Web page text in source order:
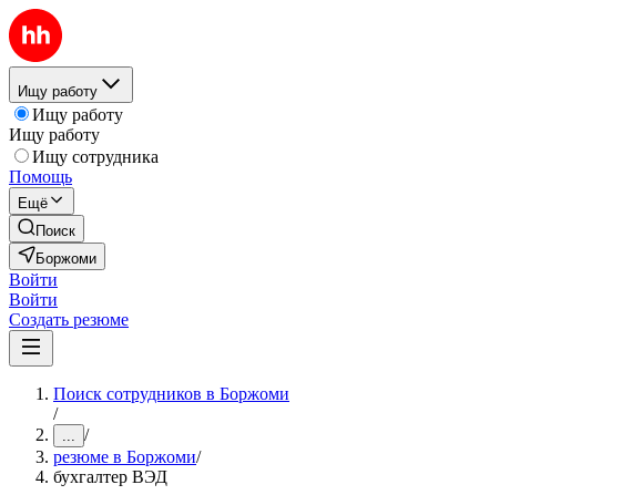
Ищу работу
Ищу работу
Ищу работу
Ищу сотрудника
Помощь
Ещё
Поиск
Боржоми
Войти
Войти
Создать резюме
Поиск сотрудников в Боржоми
/
... /
резюме в Боржоми/
бухгалтер ВЭД